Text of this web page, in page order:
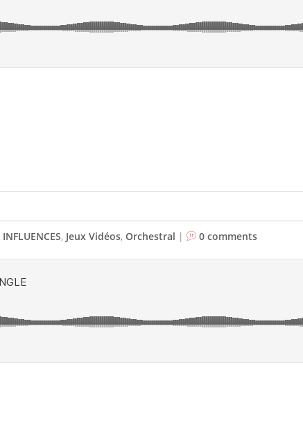
INFLUENCES, Jeux Vidéos, Orchestral | 0 comments